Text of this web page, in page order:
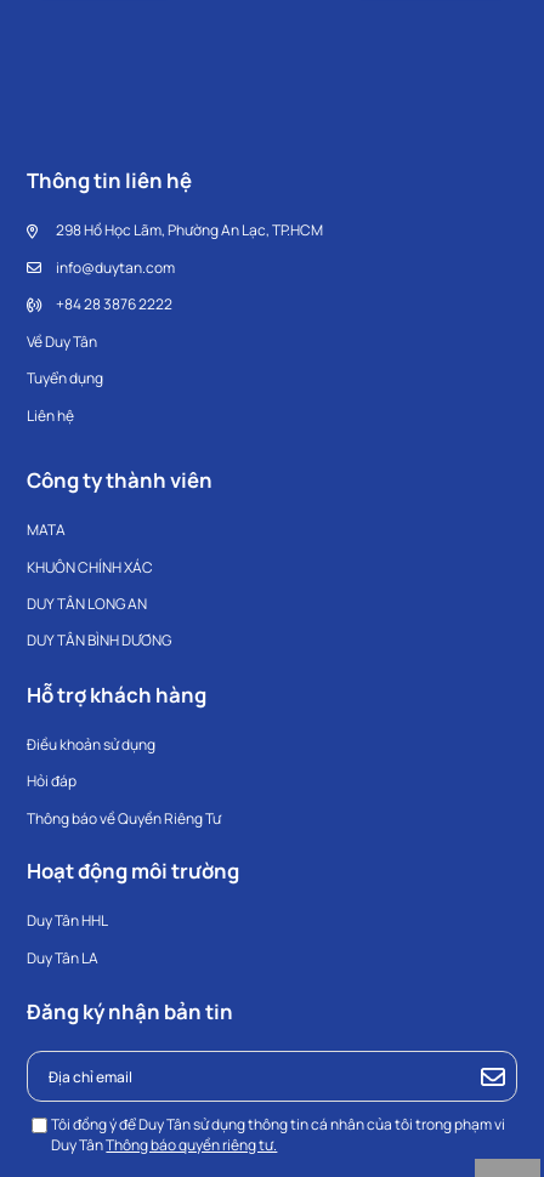
Thông tin liên hệ
298 Hồ Học Lãm, Phường An Lạc, TP.HCM
info@duytan.com
+84 28 3876 2222
Về Duy Tân
Tuyển dụng
Liên hệ
Công ty thành viên
MATA
KHUÔN CHÍNH XÁC
DUY TÂN LONG AN
DUY TÂN BÌNH DƯƠNG
Hỗ trợ khách hàng
Điều khoản sử dụng
Hỏi đáp
Thông báo về Quyền Riêng Tư
Hoạt động môi trường
Duy Tân HHL
Duy Tân LA
Đăng ký nhận bản tin
Tôi đồng ý để Duy Tân sử dụng thông tin cá nhân của tôi trong phạm vi
Duy TânThông báo quyền riêng tư.